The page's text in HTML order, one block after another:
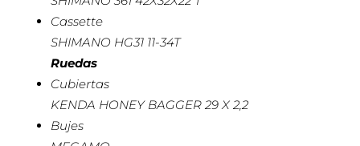
Cassette
SHIMANO HG31 11-34T
Ruedas
Cubiertas
KENDA HONEY BAGGER 29 X 2,2
Bujes